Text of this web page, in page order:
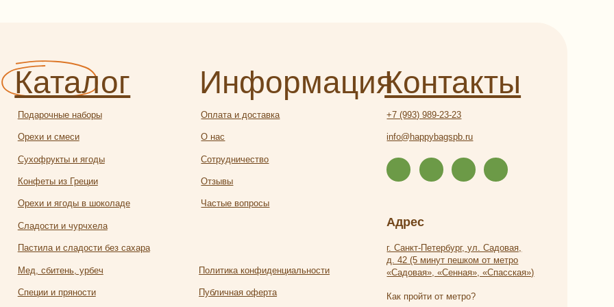
из Греции
и ягоды в шоколаде
и сладости без сахара
сбитень, урбеч
Частые вопросы
Политика конфиденциальности
Публичная оферта
сайта:
Полина
Лесневская
г. Санкт-Петербург, ул. Садовая,
д. 42 (5 минут пешком от метро
«Садовая», «Сенная», «Спасская»)
Как пройти от метро?
Ежедневно с 9:00 до 21:00
и пряности
соли и приправы
и кофе
чай и травы